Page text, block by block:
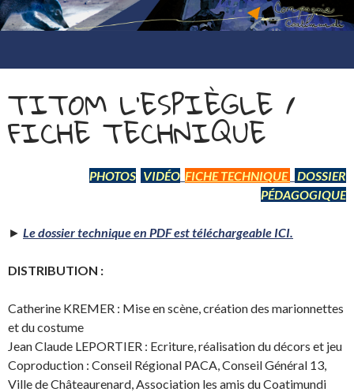
CONTENU
TITOM L’ESPIÈGLE /
FICHE TECHNIQUE
PHOTOS VIDÉO FICHE TECHNIQUE DOSSIER
PÉDAGOGIQUE
► Le dossier technique en PDF est téléchargeable ICI.
DISTRIBUTION :
Catherine KREMER : Mise en scène, création des marionnettes
et du costume
Jean Claude LEPORTIER : Ecriture, réalisation du décors et jeu
Coproduction : Conseil Régional PACA, Conseil Général 13,
Ville de Châteaurenard, Association les amis du Coatimundi